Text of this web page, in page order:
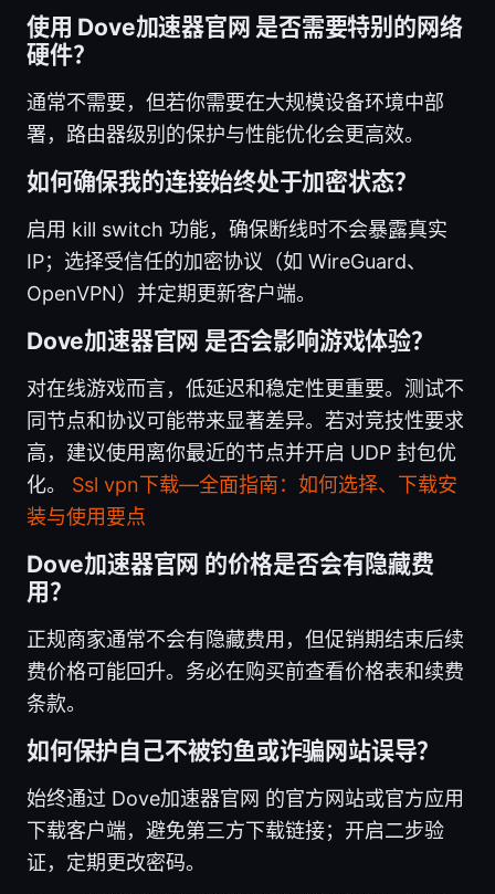
使用 Dove加速器官网 是否需要特别的网络
硬件？
通常不需要，但若你需要在大规模设备环境中部
署，路由器级别的保护与性能优化会更高效。
如何确保我的连接始终处于加密状态？
启用 kill switch 功能，确保断线时不会暴露真实
IP；选择受信任的加密协议（如 WireGuard、
OpenVPN）并定期更新客户端。
Dove加速器官网 是否会影响游戏体验？
对在线游戏而言，低延迟和稳定性更重要。测试不
同节点和协议可能带来显著差异。若对竞技性要求
高，建议使用离你最近的节点并开启 UDP 封包优
化。 Ssl vpn下载—全面指南：如何选择、下载安
装与使用要点
Dove加速器官网 的价格是否会有隐藏费
用？
正规商家通常不会有隐藏费用，但促销期结束后续
费价格可能回升。务必在购买前查看价格表和续费
条款。
如何保护自己不被钓鱼或诈骗网站误导？
始终通过 Dove加速器官网 的官方网站或官方应用
下载客户端，避免第三方下载链接；开启二步验
证，定期更改密码。